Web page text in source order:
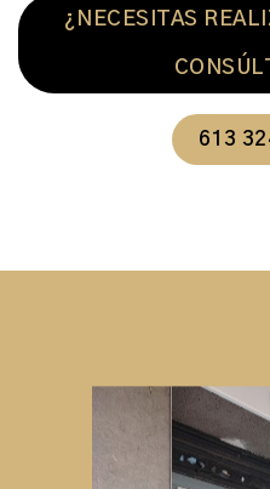
¿NECESITAS
613